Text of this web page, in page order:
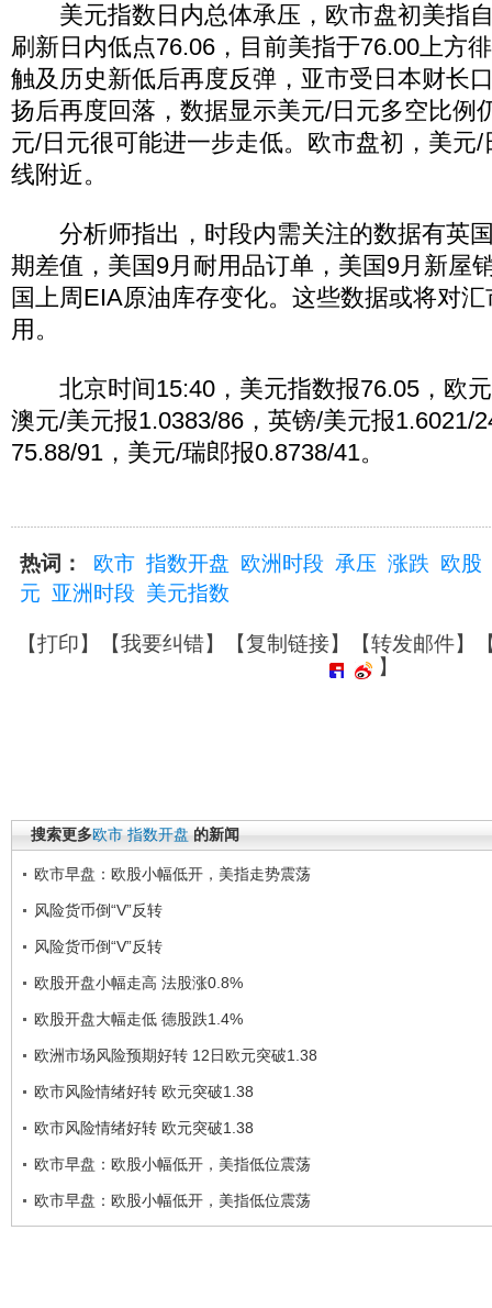
美元指数日内总体承压，欧市盘初美指
刷新日内低点76.06，目前美指于76.00上方
触及历史新低后再度反弹，亚市受日本财长
扬后再度回落，数据显示美元/日元多空比例
元/日元很可能进一步走低。欧市盘初，美元
线附近。
分析师指出，时段内需关注的数据有英
期差值，美国9月耐用品订单，美国9月新屋
国上周EIA原油库存变化。这些数据或将对
用。
北京时间15:40，美元指数报76.05，欧元
澳元/美元报1.0383/86，英镑/美元报1.6021/
75.88/91，美元/瑞郎报0.8738/41。
热词： 欧市 指数开盘 欧洲时段 承压 涨跌 欧股
元 亚洲时段 美元指数
【打印】【我要纠错】【复制链接】【转发邮件】
】
搜索更多欧市 指数开盘 的新闻
欧市早盘：欧股小幅低开，美指走势震荡
风险货币倒“V”反转
风险货币倒“V”反转
欧股开盘小幅走高 法股涨0.8%
欧股开盘大幅走低 德股跌1.4%
欧洲市场风险预期好转 12日欧元突破1.38
欧市风险情绪好转 欧元突破1.38
欧市风险情绪好转 欧元突破1.38
欧市早盘：欧股小幅低开，美指低位震荡
欧市早盘：欧股小幅低开，美指低位震荡